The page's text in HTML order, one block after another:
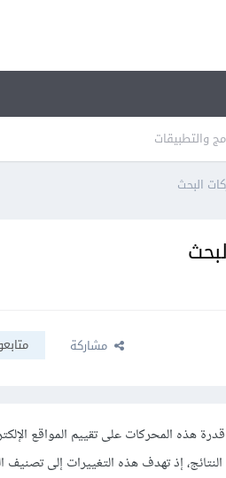
والتطبيقات
البحث
مشاركة
المحركات على تقييم المواقع
إذ تهدف هذه التغييرات إلى تصنيف